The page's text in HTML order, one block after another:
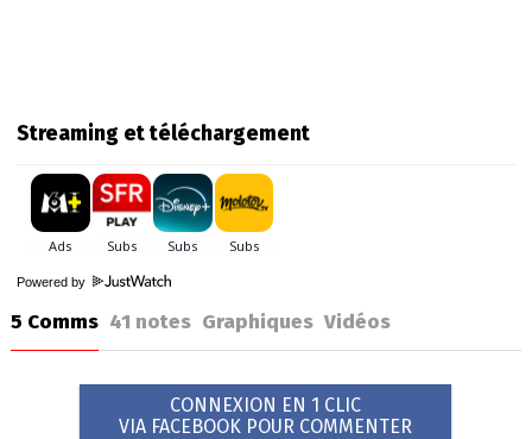
Streaming et téléchargement
Powered by
5 Comms 41 notes Graphiques Vidéos
CONNEXION EN 1 CLIC
VIA FACEBOOK POUR COMMENTER